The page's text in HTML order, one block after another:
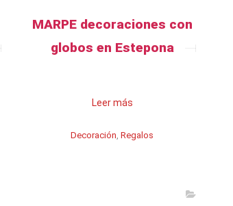
MARPE decoraciones con
globos en Estepona
Leer más
Decoración ,Regalos